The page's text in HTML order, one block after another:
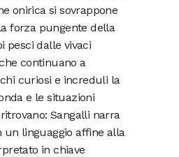
onirica si sovrappone
forza pungente della
pesci dalle vivaci
continuano a
curiosi e increduli la
e le situazioni
Sangalli narra
un linguaggio affine alla
in chiave